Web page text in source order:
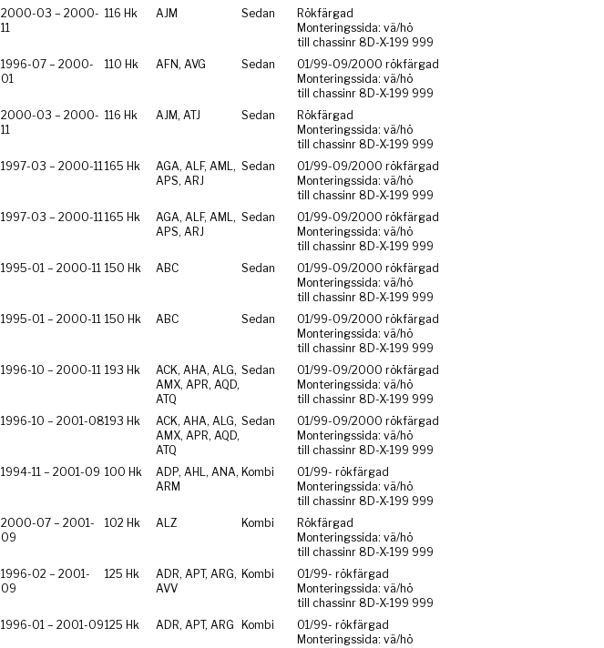
2000-03 – 2000-
11
116 Hk AJM Sedan
Rökfärgad
Monteringssida: vä/hö
till chassinr 8D-X-199 999
1996-07 – 2000-
01
110 Hk AFN, AVG Sedan
01/99-09/2000 rökfärgad
Monteringssida: vä/hö
till chassinr 8D-X-199 999
2000-03 – 2000-
11
116 Hk AJM, ATJ Sedan
Rökfärgad
Monteringssida: vä/hö
till chassinr 8D-X-199 999
1997-03 – 2000-11 165 Hk
AGA, ALF, AML,
APS, ARJ
Sedan
01/99-09/2000 rökfärgad
Monteringssida: vä/hö
till chassinr 8D-X-199 999
1997-03 – 2000-11 165 Hk
AGA, ALF, AML,
APS, ARJ
Sedan
01/99-09/2000 rökfärgad
Monteringssida: vä/hö
till chassinr 8D-X-199 999
1995-01 – 2000-11 150 Hk ABC Sedan
01/99-09/2000 rökfärgad
Monteringssida: vä/hö
till chassinr 8D-X-199 999
1995-01 – 2000-11 150 Hk ABC Sedan
01/99-09/2000 rökfärgad
Monteringssida: vä/hö
till chassinr 8D-X-199 999
1996-10 – 2000-11 193 Hk
ACK, AHA, ALG,
AMX, APR, AQD,
ATQ
Sedan
01/99-09/2000 rökfärgad
Monteringssida: vä/hö
till chassinr 8D-X-199 999
1996-10 – 2001-08193 Hk
ACK, AHA, ALG,
AMX, APR, AQD,
ATQ
Sedan
01/99-09/2000 rökfärgad
Monteringssida: vä/hö
till chassinr 8D-X-199 999
1994-11 – 2001-09 100 Hk
ADP, AHL, ANA,
ARM
Kombi
01/99- rökfärgad
Monteringssida: vä/hö
till chassinr 8D-X-199 999
2000-07 – 2001-
09
102 Hk ALZ Kombi
Rökfärgad
Monteringssida: vä/hö
till chassinr 8D-X-199 999
1996-02 – 2001-
09
125 Hk
ADR, APT, ARG,
AVV
Kombi
01/99- rökfärgad
Monteringssida: vä/hö
till chassinr 8D-X-199 999
1996-01 – 2001-09125 Hk ADR, APT, ARG Kombi
01/99- rökfärgad
Monteringssida: vä/hö